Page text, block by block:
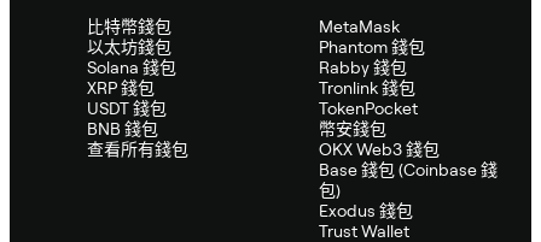
比特幣錢包
以太坊錢包
Solana 錢包
XRP 錢包
USDT 錢包
BNB 錢包
查看所有錢包
MetaMask
Phantom 錢包
Rabby 錢包
Tronlink 錢包
TokenPocket
幣安錢包
OKX Web3 錢包
Base 錢包 (Coinbase 錢
包)
Exodus 錢包
Trust Wallet